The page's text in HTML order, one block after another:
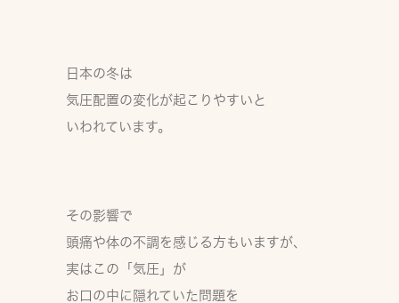
日本の冬は
気圧配置の変化が起こりやすいと
いわれています。
その影響で
頭痛や体の不調を感じる方もいますが、
実はこの 「気圧」 が
お口の中に隠れていた問題を